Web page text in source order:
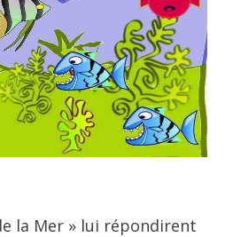
la Mer » lui répondirent